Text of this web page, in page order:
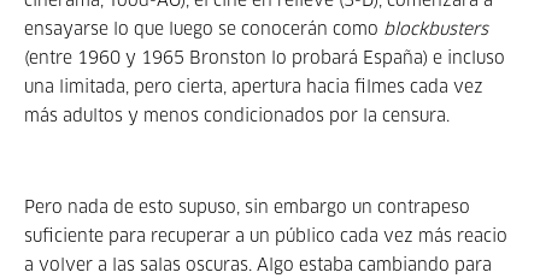
ensayarse lo que luego se conocerán como blockbusters
(entre 1960 y 1965 Bronston lo probará España) e incluso
una limitada, pero cierta, apertura hacia filmes cada vez
más adultos y menos condicionados por la censura.
Pero nada de esto supuso, sin embargo un contrapeso
suficiente para recuperar a un público cada vez más reacio
a volver a las salas oscuras. Algo estaba cambiando para